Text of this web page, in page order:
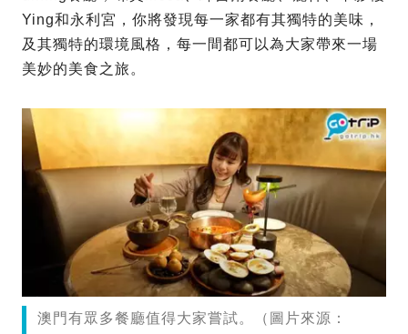
Ying和永利宮，你將發現每一家都有其獨特的美味，
及其獨特的環境風格，每一間都可以為大家帶來一場
美妙的美食之旅。
澳門有眾多餐廳值得大家嘗試。（圖片來源：